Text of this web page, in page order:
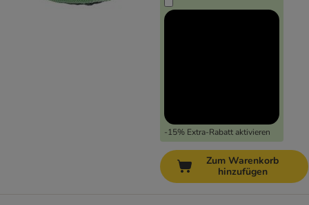
-15% Extra-Rabatt aktivieren
Zum Warenkorb
hinzufügen